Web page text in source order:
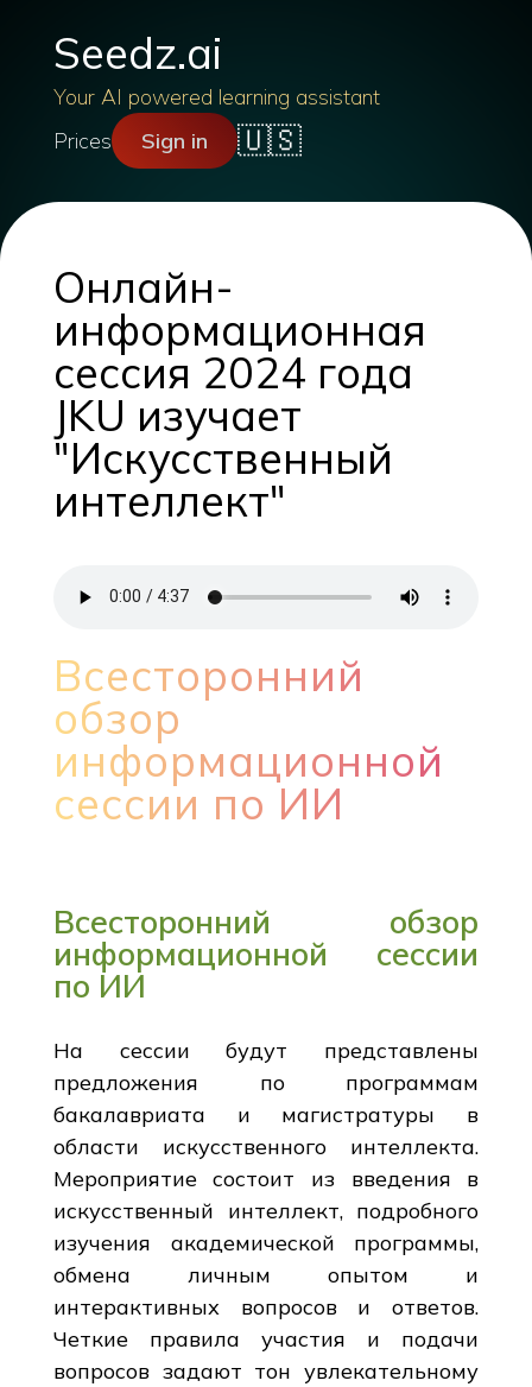
Seedz.ai
Your AI powered learning assistant
Prices
Sign in 🇺🇸
Онлайн-
информационная
сессия 2024 года
JKU изучает
"Искусственный
интеллект"
Всесторонний
обзор
информационной
сессии по ИИ
Всесторонний обзор
информационной сессии
по ИИ
На сессии будут представлены
предложения по программам
бакалавриата и магистратуры в
области искусственного интеллекта.
Мероприятие состоит из введения в
искусственный интеллект, подробного
изучения академической программы,
обмена личным опытом и
интерактивных вопросов и ответов.
Четкие правила участия и подачи
вопросов задают тон увлекательному